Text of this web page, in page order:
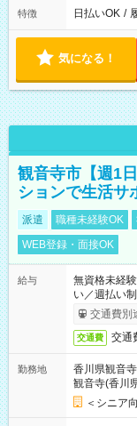
特徴 日払いOK /
気になる！
観音寺市【週1
ションで生活サ
派遣 職種未経験OK
WEB登録・面接OK
給与
無資格未経
い／週払い
完了次第の
交通費別
交通費 交通
勤務地
香川県観音
観音寺(香川
＜シニア